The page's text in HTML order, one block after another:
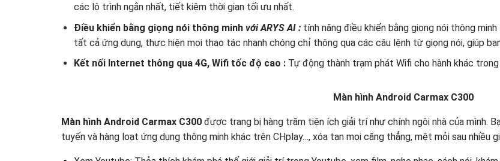
các lộ trình ngắn nhất, tiết kiệm thời gian tối ưu nhất.
Điều khiển bằng giọng nói thông minhvới ARYS AI : tính năng điều khiển bằng giọng nói thông
tất cả ứng dụng, thực hiện mọi thao tác nhanh chóng chỉ thông qua các câu lệnh từ giọng nói, giúp
Kết nối Internet thông qua 4G, Wifi tốc độ cao : Tự động thành trạm phát Wifi cho hành khác
Màn hình Android Carmax C300
Màn hình Android Carmax C300 được trang bị hàng trăm tiện ích giải trí như chính ngôi nhà của mình.
tuyến và hàng loạt ứng dụng thông minh khác trên CHplay…, xóa tan mọi căng thẳng, mệt mỏi sau nhiều